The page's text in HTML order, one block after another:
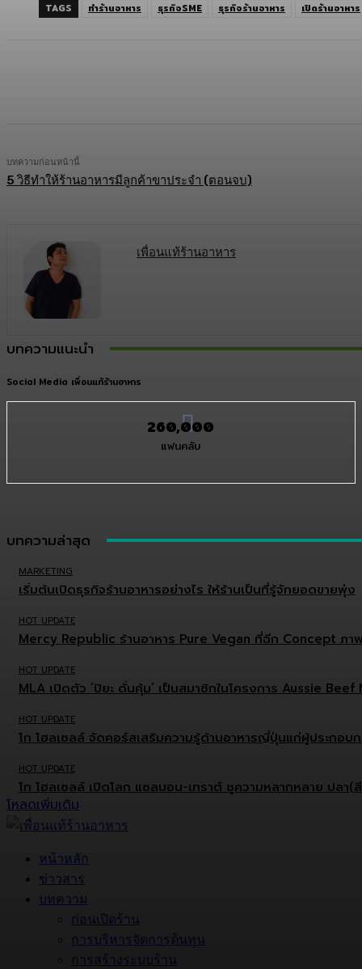
TAGS ทำร้านอาหาร ธุรกิจSME ธุรกิจร้านอาหาร เปิดร้านอาหาร
บทความก่อนหน้านี้
5 วิธีทำให้ร้านอาหารมีลูกค้าขาประจำ (ตอนจบ)
เพื่อนแท้ร้านอาหาร
บทความแนะนำ
Social Media เพื่อนแท้ร้านอาหาร
260,000
แฟนคลับ
บทความล่าสุด
MARKETING
เริ่มต้นเปิดธุรกิจร้านอาหารอย่างไร ให้ร้านเป็นที่รู้จักยอดขายพุ่ง
HOT UPDATE
Mercy Republic ร้านอาหาร Pure Vegan ที่ฉีก Concept ภา
HOT UPDATE
MLA เปิดตัว ‘ปิยะ ดั่นคุ้ม’ เป็นสมาชิกในโครงการ Aussie
HOT UPDATE
โก โฮลเซลล์ จัดคอร์สเสริมความรู้ด้านอาหารญี่ปุ่นแก่ผู้ประกอ
HOT UPDATE
โก โฮลเซลล์ เปิดโลก แซลมอน-เทราต์ ชูความหลากหลาย ปลา
โหลดเพิ่มเติม
หน้าหลัก
ข่าวสาร
บทความ
ก่อนเปิดร้าน
การบริหารจัดการต้นทุน
การสร้างระบบร้าน